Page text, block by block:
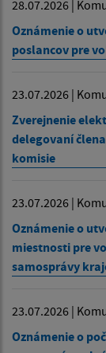
28.07.2026 |
Oznámenie o
poslancov pre
23.07.2026 |
Zverejnenie
delegovaní
komisie
23.07.2026 |
Oznámenie o
miestnosti pre
samosprávy
23.07.2026 |
Oznámenie o